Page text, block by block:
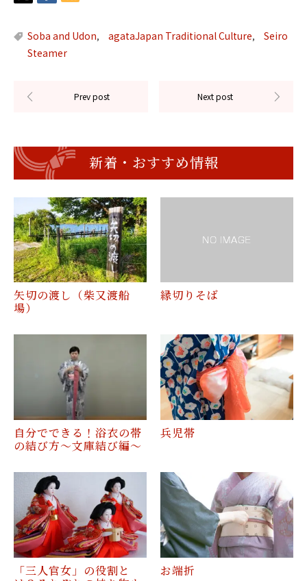
Soba and Udon, agataJapan Traditional Culture,
Seiro
Steamer
新着・おすすめ情報
矢切の渡し（柴又渡船
場）
縁切りそば
自分でできる！浴衣の帯
の結び方～文庫結び編〜
兵児帯
「三人官女」の役割と
お端折